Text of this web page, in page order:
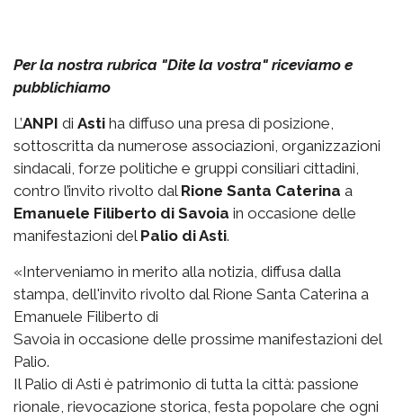
Per la nostra rubrica "Dite la vostra" riceviamo e
pubblichiamo
L’ANPI di Asti ha diffuso una presa di posizione,
sottoscritta da numerose associazioni, organizzazioni
sindacali, forze politiche e gruppi consiliari cittadini,
contro l’invito rivolto dal Rione Santa Caterina a
Emanuele Filiberto di Savoia in occasione delle
manifestazioni del Palio di Asti.
«Interveniamo in merito alla notizia, diffusa dalla
stampa, dell'invito rivolto dal Rione Santa Caterina a
Emanuele Filiberto di
Savoia in occasione delle prossime manifestazioni del
Palio.
Il Palio di Asti è patrimonio di tutta la città: passione
rionale, rievocazione storica, festa popolare che ogni